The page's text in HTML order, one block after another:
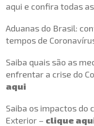
aqui e confira todas
Aduanas do Brasil:
tempos de
Saiba quais são as
enfrentar a crise do
aqui
Saiba os impactos do
Exterior – clique